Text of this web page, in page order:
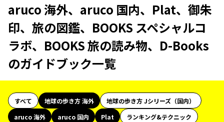
aruco 海外、aruco 国内、Plat、御朱
印、旅の図鑑、BOOKS スペシャルコ
ラボ、BOOKS 旅の読み物、D-Books
のガイドブック一覧
すべて 地球の歩き方 海外
地球の歩き方 Jシリーズ（国内）
aruco 海外
aruco 国内 Plat
ランキング&テクニック